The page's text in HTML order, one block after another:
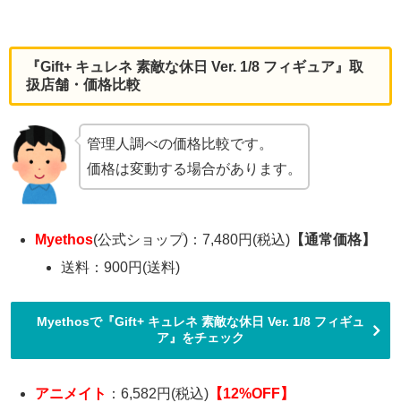
『Gift+ キュレネ 素敵な休日 Ver. 1/8 フィギュア』取
扱店舗・価格比較
管理人調べの価格比較です。
価格は変動する場合があります。
Myethos(公式ショップ)：7,480円(税込) 【通常価格】
送料：900円(送料)
Myethosで『Gift+ キュレネ 素敵な休日 Ver. 1/8 フィギュ
ア』をチェック
アニメイト ：6,582円(税込) 【12%OFF】